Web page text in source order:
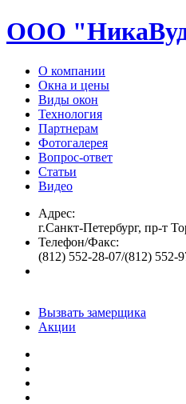
ООО
О компании
Окна и цены
Виды окон
Технология
Партнерам
Фотогалерея
Вопрос-ответ
Статьи
Видео
Адрес:
г.Санкт-Петербург, пр-т
Телефон/Факс:
(812) 552-28-07/(812) 552-
Вызвать замерщика
Акции